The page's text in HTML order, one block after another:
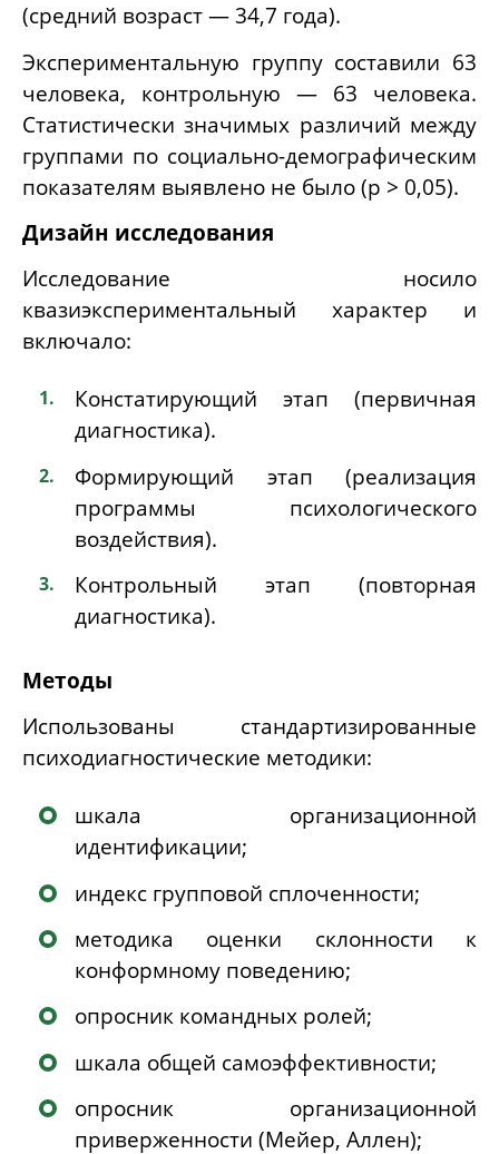
(средний возраст — 34,7 года).
Экспериментальную группу составили 63
человека, контрольную — 63 человека.
Статистически значимых различий между
группами по социально-демографическим
показателям выявлено не было (p > 0,05).
Дизайн исследования
Исследование носило
квазиэкспериментальный характер и
включало:
Констатирующий этап (первичная
диагностика).
Формирующий этап (реализация
программы психологического
воздействия).
Контрольный этап (повторная
диагностика).
Методы
Использованы стандартизированные
психодиагностические методики:
шкала организационной
идентификации;
индекс групповой сплоченности;
методика оценки склонности к
конформному поведению;
опросник командных ролей;
шкала общей самоэффективности;
опросник организационной
приверженности (Мейер, Аллен);